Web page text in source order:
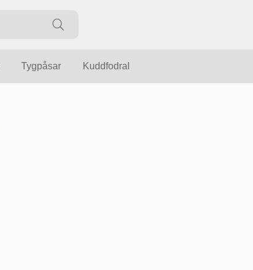
Tygpåsar Kuddfodral